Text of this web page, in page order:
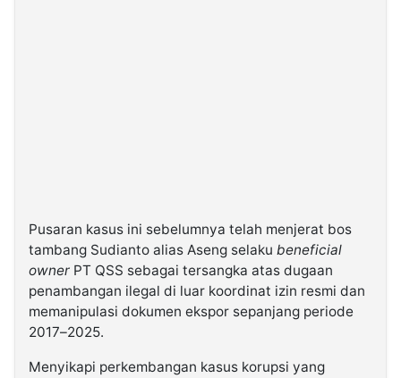
Pusaran kasus ini sebelumnya telah menjerat bos
tambang Sudianto alias Aseng selaku beneficial
owner PT QSS sebagai tersangka atas dugaan
penambangan ilegal di luar koordinat izin resmi dan
memanipulasi dokumen ekspor sepanjang periode
2017–2025.
Menyikapi perkembangan kasus korupsi yang